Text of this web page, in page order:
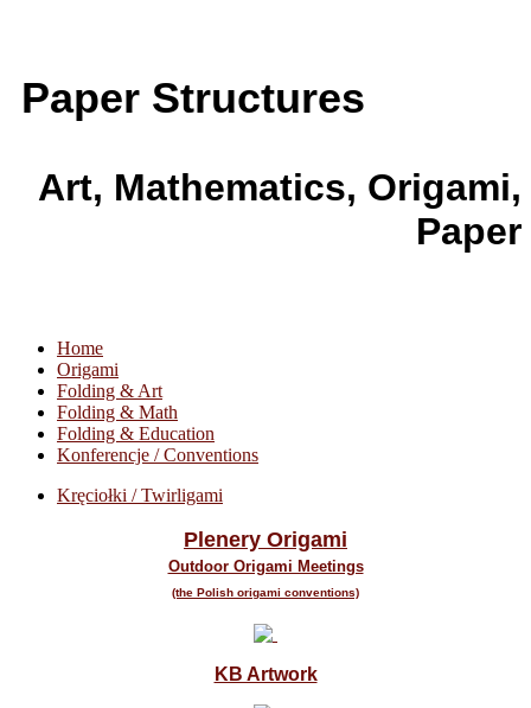
Paper Structures
Art, Mathematics, Origami,
Paper
Home
Origami
Folding & Art
Folding & Math
Folding & Education
Konferencje / Conventions
Kręciołki / Twirligami
Plenery Origami
Outdoor Origami Meetings
(the Polish origami conventions)
KB Artwork